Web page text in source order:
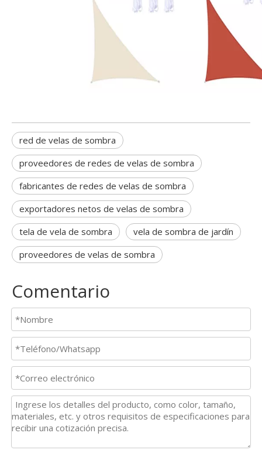
red de velas de sombra
proveedores de redes de velas de sombra
fabricantes de redes de velas de sombra
exportadores netos de velas de sombra
tela de vela de sombra
vela de sombra de jardín
proveedores de velas de sombra
Comentario